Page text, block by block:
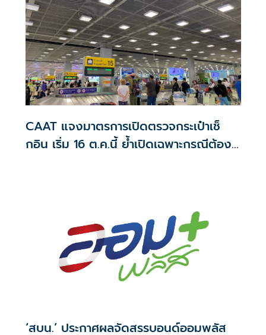
CAAT แจงมาตรการเปิดตรวจกระเป๋าเช็
กอิน เริ่ม 16 ต.ค.นี้ ย้ำเปิดเฉพาะกรณีต้อง
‘สบน.’ ประกาศผลจัดสรรบอนด์ออมพลัส